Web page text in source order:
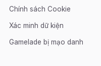
Chính sách Cookie
Xác minh dữ kiện
Gamelade bị mạo danh